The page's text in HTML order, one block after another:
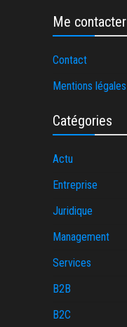
Me contacter
Contact
Mentions légales
Catégories
Actu
Entreprise
Juridique
Management
Services
B2B
B2C